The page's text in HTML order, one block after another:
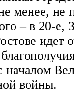
менее, не
– в 20-е,
идет
началом
войны.